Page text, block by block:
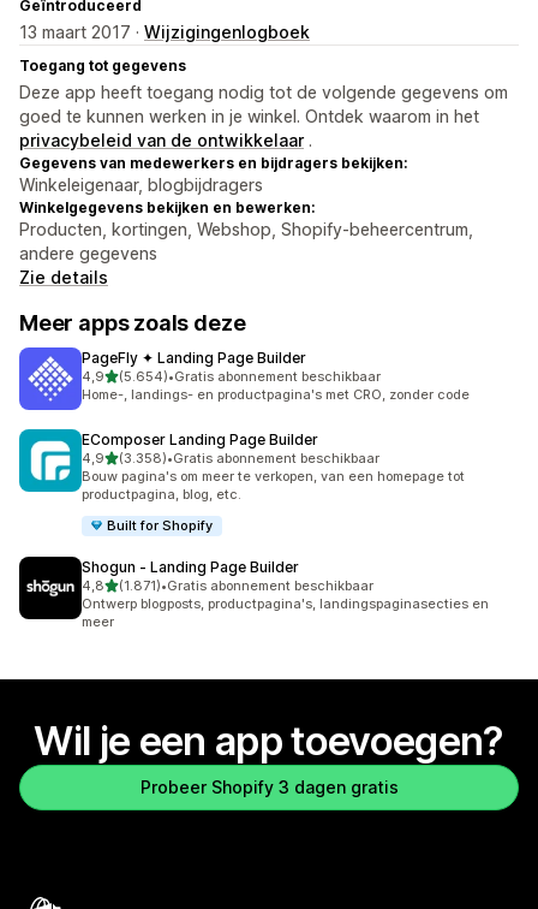
Geïntroduceerd
13 maart 2017 · Wijzigingenlogboek
Toegang tot gegevens
Deze app heeft toegang nodig tot de volgende gegevens om
goed te kunnen werken in je winkel. Ontdek waarom in het
privacybeleid van de ontwikkelaar .
Gegevens van medewerkers en bijdragers bekijken:
Winkeleigenaar, blogbijdragers
Winkelgegevens bekijken en bewerken:
Producten, kortingen, Webshop, Shopify-beheercentrum,
andere gegevens
Zie details
Meer apps zoals deze
PageFly ✦ Landing Page Builder
4,9van 5 sterren
(5.654)
5654 recensies in totaal
•Gratis abonnement beschikbaar
Home-, landings- en productpagina's met CRO, zonder code
EComposer Landing Page Builder
4,9van 5 sterren
(3.358)
3358 recensies in totaal
•Gratis abonnement beschikbaar
Bouw pagina's om meer te verkopen, van een homepage tot
productpagina, blog, etc.
Built for Shopify
Shogun ‑ Landing Page Builder
4,8van 5 sterren
(1.871)
1871 recensies in totaal
•Gratis abonnement beschikbaar
Ontwerp blogposts, productpagina's, landingspaginasecties en
meer
Wil je een app toevoegen?
Probeer Shopify 3 dagen gratis